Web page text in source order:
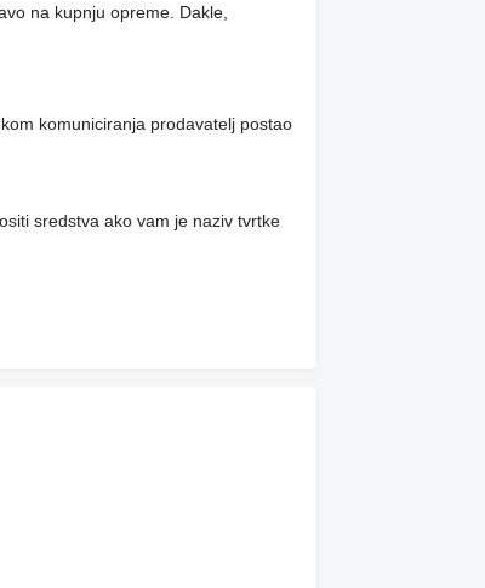
na kupnju opreme. Dakle,
komuniciranja prodavatelj postao
sredstva ako vam je naziv tvrtke